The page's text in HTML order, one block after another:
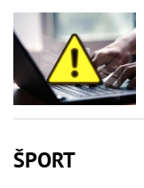
ŠPORT